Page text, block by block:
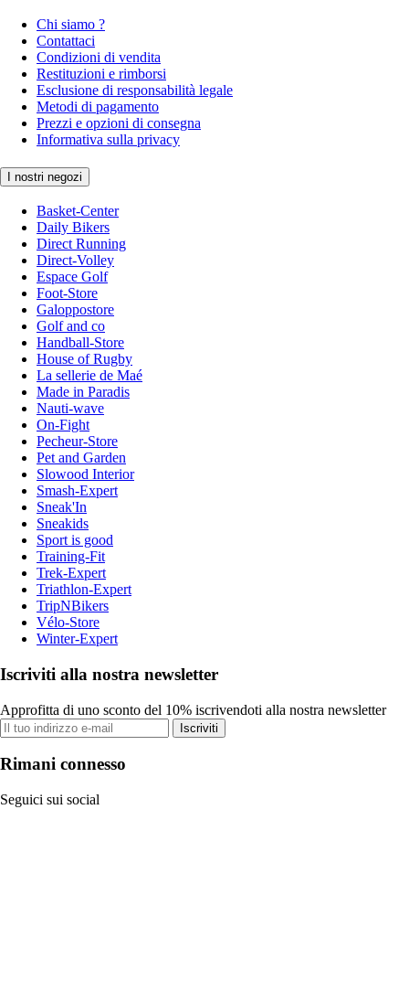
Chi siamo ?
Contattaci
Condizioni di vendita
Restituzioni e rimborsi
Esclusione di responsabilità legale
Metodi di pagamento
Prezzi e opzioni di consegna
Informativa sulla privacy
I nostri negozi
Basket-Center
Daily Bikers
Direct Running
Direct-Volley
Espace Golf
Foot-Store
Galoppostore
Golf and co
Handball-Store
House of Rugby
La sellerie de Maé
Made in Paradis
Nauti-wave
On-Fight
Pecheur-Store
Pet and Garden
Slowood Interior
Smash-Expert
Sneak'In
Sneakids
Sport is good
Training-Fit
Trek-Expert
Triathlon-Expert
TripNBikers
Vélo-Store
Winter-Expert
Iscriviti alla nostra newsletter
Approfitta di uno sconto del 10% iscrivendoti alla nostra newsletter
Iscriviti
Rimani connesso
Seguici sui social